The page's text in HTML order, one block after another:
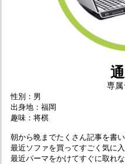
専属
性別：男
出身地：福岡
趣味：将棋
朝から晩までたくさん記事を書い
最近ソファを買ってすごく気に入
最近パーマをかけてすぐに取れ